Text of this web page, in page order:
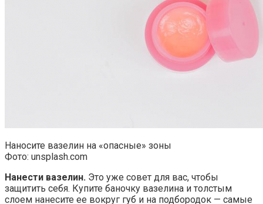
Наносите вазелин на «опасные» зоны
Фото: unsplash.com
Нанести вазелин. Это уже совет для вас, чтобы
защитить себя. Купите баночку вазелина и толстым
слоем нанесите ее вокруг губ и на подбородок — самые